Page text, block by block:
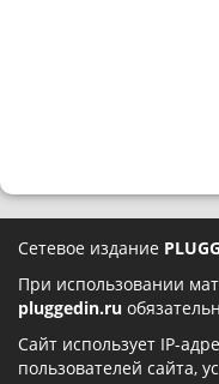
Сетевое издание
При использовании
pluggedin.ru
Сайт использует IP-
пользователей сайта,